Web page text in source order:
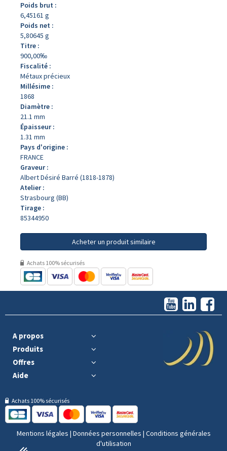
Poids brut :
6,45161 g
Poids net :
5,80645 g
Titre :
900,00‰
Fiscalité :
Métaux précieux
Millésime :
1868
Diamètre :
21.1 mm
Épaisseur :
1.31 mm
Pays d'origine :
FRANCE
Graveur :
Albert Désiré Barré (1818-1878)
Atelier :
Strasbourg (BB)
Tirage :
85344950
Acheter un produit similaire
Achats 100% sécurisés
A propos
Produits
Offres
Aide
Achats 100% sécurisés
Mentions légales | Données personnelles | Conditions générales
d'utilisation